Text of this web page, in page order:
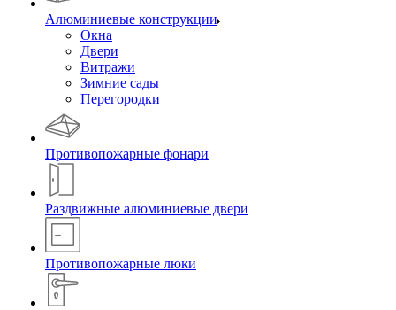
Алюминиевые конструкции
Окна
Двери
Витражи
Зимние сады
Перегородки
Противопожарные фонари
Раздвижные алюминиевые двери
Противопожарные люки